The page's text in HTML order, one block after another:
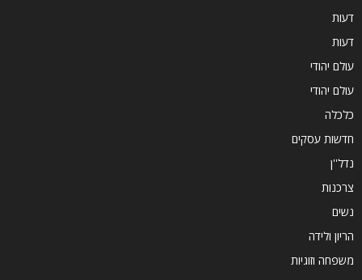
דעות
דעות
עולם יהודי
עולם יהודי
כלכלה
חדשות עסקים
נדל''ן
צרכנות
נשים
הריון ולידה
משפחה וזוגיות